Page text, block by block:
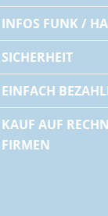
INFOS FUNK /
SICHERHEIT
EINFACH
KAUF AUF
FIRMEN